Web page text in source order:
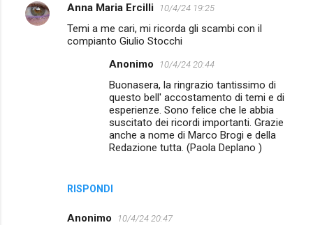
C
Anna Maria Ercilli 10/4/24 19:25
Temi a me cari, mi ricorda gli scambi con il
compianto Giulio Stocchi
RISPONDI
Anonimo 10/4/24 20:44
Buonasera, la ringrazio tantissimo di
questo bell' accostamento di temi e di
esperienze. Sono felice che le abbia
suscitato dei ricordi importanti. Grazie
anche a nome di Marco Brogi e della
Redazione tutta. (Paola Deplano )
Anonimo 10/4/24 20:47